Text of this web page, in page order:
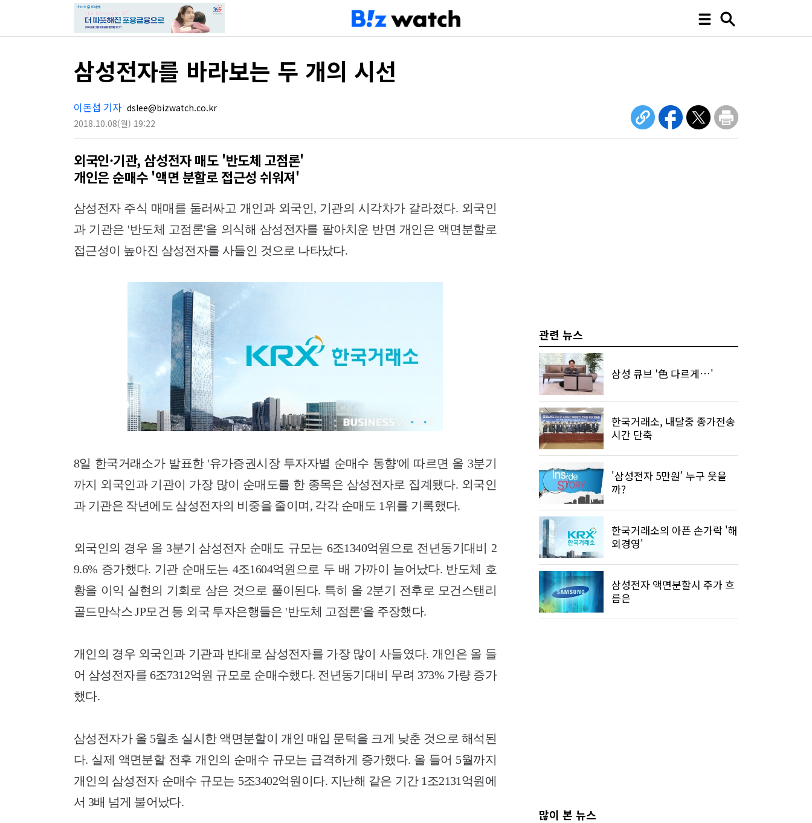
삼성전자를 바라보는 두 개의 시선
이돈섭 기자 dslee@bizwatch.co.kr
2018.10.08(월) 19:22
외국인·기관, 삼성전자 매도 '반도체 고점론'
개인은 순매수 '액면 분할로 접근성 쉬워져'
삼성전자 주식 매매를 둘러싸고 개인과 외국인, 기관의 시각차가 갈라졌다. 외국인
과 기관은 '반도체 고점론'을 의식해 삼성전자를 팔아치운 반면 개인은 액면분할로
접근성이 높아진 삼성전자를 사들인 것으로 나타났다.
8일 한국거래소가 발표한 '유가증권시장 투자자별 순매수 동향'에 따르면 올 3분기
까지 외국인과 기관이 가장 많이 순매도를 한 종목은 삼성전자로 집계됐다. 외국인
과 기관은 작년에도 삼성전자의 비중을 줄이며, 각각 순매도 1위를 기록했다.
외국인의 경우 올 3분기 삼성전자 순매도 규모는 6조1340억원으로 전년동기대비 2
9.6% 증가했다. 기관 순매도는 4조1604억원으로 두 배 가까이 늘어났다. 반도체 호
황을 이익 실현의 기회로 삼은 것으로 풀이된다. 특히 올 2분기 전후로 모건스탠리
골드만삭스 JP모건 등 외국 투자은행들은 '반도체 고점론'을 주장했다.
개인의 경우 외국인과 기관과 반대로 삼성전자를 가장 많이 사들였다. 개인은 올 들
어 삼성전자를 6조7312억원 규모로 순매수했다. 전년동기대비 무려 373% 가량 증가
했다.
삼성전자가 올 5월초 실시한 액면분할이 개인 매입 문턱을 크게 낮춘 것으로 해석된
다. 실제 액면분할 전후 개인의 순매수 규모는 급격하게 증가했다. 올 들어 5월까지
개인의 삼성전자 순매수 규모는 5조3402억원이다. 지난해 같은 기간 1조2131억원에
서 3배 넘게 불어났다.
관련 뉴스
삼성 큐브 '色 다르게…'
한국거래소, 내달중 종가전송
시간 단축
'삼성전자 5만원' 누구 웃을
까?
한국거래소의 아픈 손가락 '해
외경영'
삼성전자 액면분할시 주가 흐
름은
많이 본 뉴스